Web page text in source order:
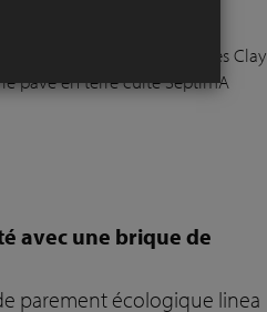
luxueux
des projets nominés pour les Clay
pavé en terre cuite SeptimA
avec une brique de
parement écologique linea